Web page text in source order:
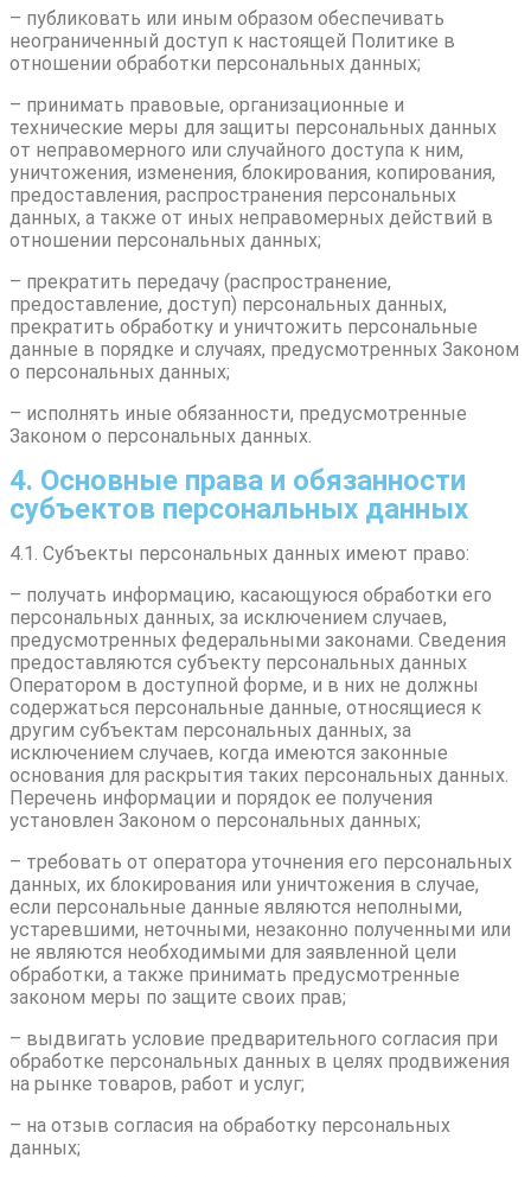
– публиковать или иным образом обеспечивать
неограниченный доступ к настоящей Политике в
отношении обработки персональных данных;
– принимать правовые, организационные и
технические меры для защиты персональных данных
от неправомерного или случайного доступа к ним,
уничтожения, изменения, блокирования, копирования,
предоставления, распространения персональных
данных, а также от иных неправомерных действий в
отношении персональных данных;
– прекратить передачу (распространение,
предоставление, доступ) персональных данных,
прекратить обработку и уничтожить персональные
данные в порядке и случаях, предусмотренных Законом
о персональных данных;
– исполнять иные обязанности, предусмотренные
Законом о персональных данных.
4. Основные права и обязанности
субъектов персональных данных
4.1. Субъекты персональных данных имеют право:
– получать информацию, касающуюся обработки его
персональных данных, за исключением случаев,
предусмотренных федеральными законами. Сведения
предоставляются субъекту персональных данных
Оператором в доступной форме, и в них не должны
содержаться персональные данные, относящиеся к
другим субъектам персональных данных, за
исключением случаев, когда имеются законные
основания для раскрытия таких персональных данных.
Перечень информации и порядок ее получения
установлен Законом о персональных данных;
– требовать от оператора уточнения его персональных
данных, их блокирования или уничтожения в случае,
если персональные данные являются неполными,
устаревшими, неточными, незаконно полученными или
не являются необходимыми для заявленной цели
обработки, а также принимать предусмотренные
законом меры по защите своих прав;
– выдвигать условие предварительного согласия при
обработке персональных данных в целях продвижения
на рынке товаров, работ и услуг;
– на отзыв согласия на обработку персональных
данных;